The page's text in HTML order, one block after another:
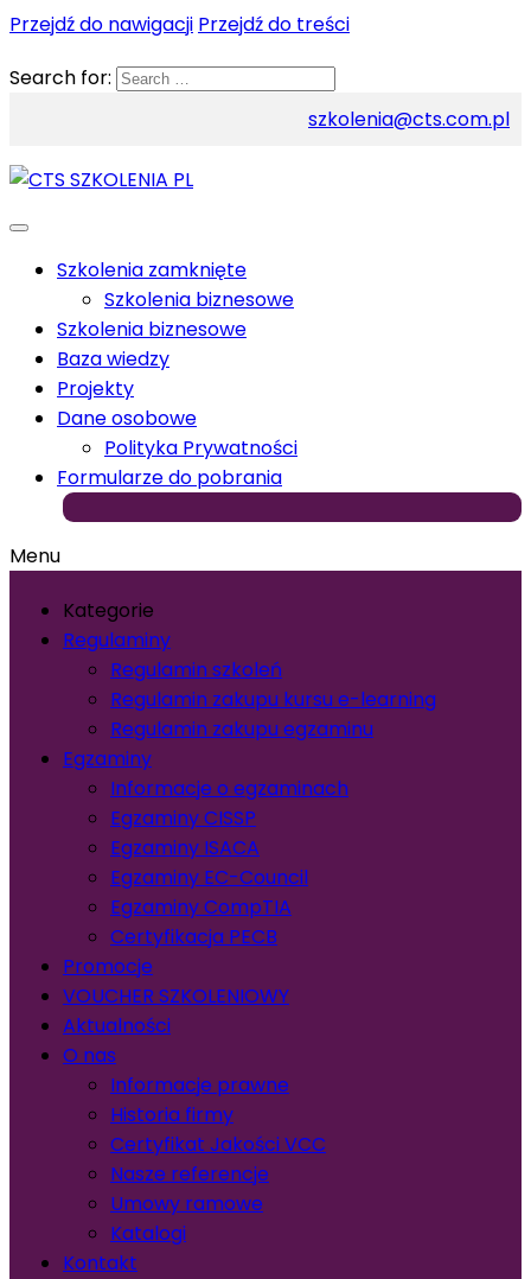
Przejdź do nawigacji Przejdź do treści
Search for:
szkolenia@cts.com.pl
Szkolenia zamknięte
Szkolenia biznesowe
Szkolenia biznesowe
Baza wiedzy
Projekty
Dane osobowe
Polityka Prywatności
Formularze do pobrania
Menu
Kategorie
Regulaminy
Regulamin szkoleń
Regulamin zakupu kursu e-learning
Regulamin zakupu egzaminu
Egzaminy
Informacje o egzaminach
Egzaminy CISSP
Egzaminy ISACA
Egzaminy EC-Council
Egzaminy CompTIA
Certyfikacja PECB
Promocje
VOUCHER SZKOLENIOWY
Aktualności
O nas
Informacje prawne
Historia firmy
Certyfikat Jakości VCC
Nasze referencje
Umowy ramowe
Katalogi
Kontakt